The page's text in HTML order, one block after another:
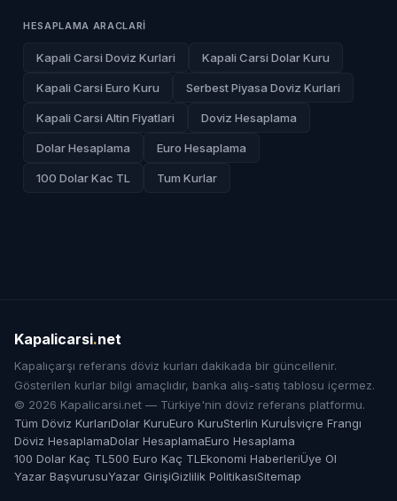
HESAPLAMA ARACLARI
Kapali Carsi Doviz Kurlari Kapali Carsi Dolar Kuru
Kapali Carsi Euro Kuru Serbest Piyasa Doviz Kurlari
Kapali Carsi Altin Fiyatlari Doviz Hesaplama
Dolar Hesaplama Euro Hesaplama
100 Dolar Kac TL Tum Kurlar
Kapalicarsi.net
Kapalıçarşı referans döviz kurları dakikada bir güncellenir.
Gösterilen kurlar bilgi amaçlıdır, banka alış-satış tablosu içermez.
© 2026 Kapalicarsi.net — Türkiye'nin döviz referans platformu.
Tüm Döviz KurlarıDolar KuruEuro KuruSterlin Kuruİsviçre Frangı
Döviz HesaplamaDolar HesaplamaEuro Hesaplama
100 Dolar Kaç TL 500 Euro Kaç TL Ekonomi HaberleriÜye Ol
Yazar BaşvurusuYazar GirişiGizlilik PolitikasıSitemap